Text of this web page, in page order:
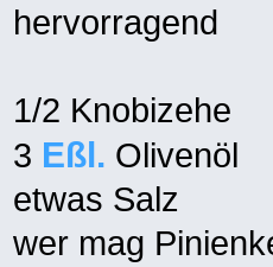
hervorragend
1/2 Knobizehe
3 Eßl. Olivenöl
etwas Salz
wer mag